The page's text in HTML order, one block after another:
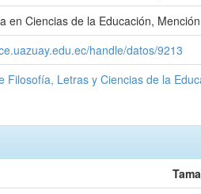
en Ciencias de la Educación,
handle/datos/9213
Filosofía, Letras y Ciencias de la